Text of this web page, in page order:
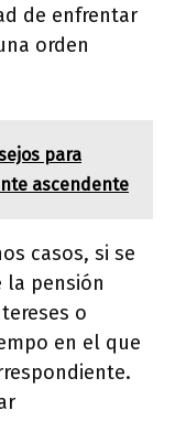
de enfrentar
orden
para
ascendente
casos, si se
la pensión
o
en el que